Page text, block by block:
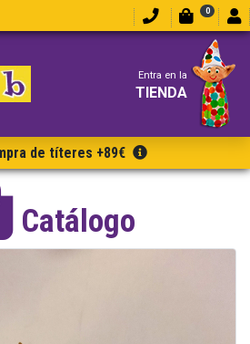
0
Entra en la
TIENDA
de títeres +89€
Catálogo